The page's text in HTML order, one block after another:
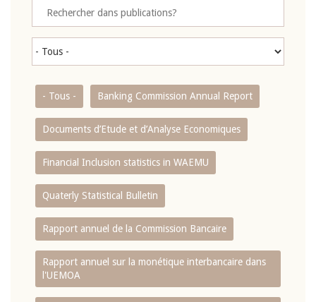
- Tous - Banking Commission Annual Report
Documents d’Etude et d’Analyse Economiques
Financial Inclusion statistics in WAEMU
Quaterly Statistical Bulletin
Rapport annuel de la Commission Bancaire
Rapport annuel sur la monétique interbancaire dans
l'UEMOA